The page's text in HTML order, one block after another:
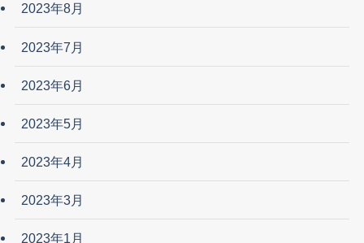
2023年8月
2023年7月
2023年6月
2023年5月
2023年4月
2023年3月
2023年1月